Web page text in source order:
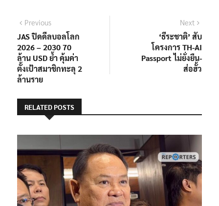
แนะแนว
เรื่อง
PreviousPrevious
post:
JAS ปิดดีลบอลโลก
2026 – 2030 70
ล้าน USD ย้ำ คุ้มค่า
ตั้งเป้าสมาชิกทะลุ 2
ล้านราย
Next
post:
‘ธีระชาติ’ สับ
โครงการ TH-AI
Passport ไม่ยั่งยืน-
ส่อฮั้ว
RELATED POSTS